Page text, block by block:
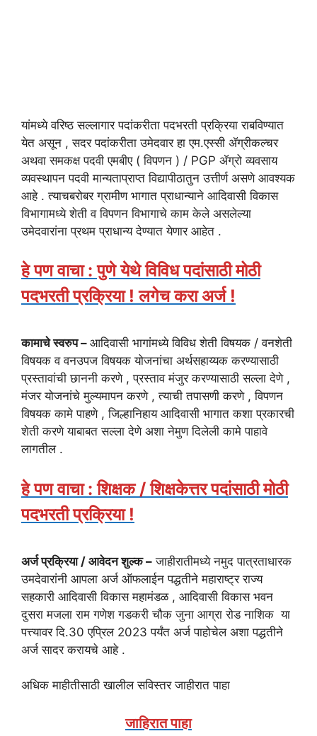
यांमध्ये वरिष्ठ सल्लागार पदांकरीता पदभरती प्रक्रिया राबविण्यात
येत असून , सदर पदांकरीता उमेदवार हा एम.एस्सी ॲग्रीकल्चर
अथवा समकक्ष पदवी एमबीए ( विपणन ) / PGP ॲग्रो व्यवसाय
व्यवस्थापन पदवी मान्यताप्राप्त विद्यापीठातुन उत्तीर्ण असणे आवश्यक
आहे . त्याचबरोबर ग्रामीण भागात प्राधान्याने आदिवासी विकास
विभागामध्ये शेती व विपणन विभागाचे काम केले असलेल्या
उमेदवारांना प्रथम प्राधान्य देण्यात येणार आहेत .
हे पण वाचा : पुणे येथे विविध पदांसाठी मोठी
पदभरती प्रक्रिया ! लगेच करा अर्ज !
कामाचे स्वरुप – आदिवासी भागांमध्ये विविध शेती विषयक / वनशेती
विषयक व वनउपज विषयक योजनांचा अर्थसहाय्यक करण्यासाठी
प्रस्तावांची छाननी करणे , प्रस्ताव मंजुर करण्यासाठी सल्ला देणे ,
मंजर योजनांचे मुल्यमापन करणे , त्याची तपासणी करणे , विपणन
विषयक कामे पाहणे , जिल्हानिहाय आदिवासी भागात कशा प्रकारची
शेती करणे याबाबत सल्ला देणे अशा नेमुण दिलेली कामे पाहावे
लागतील .
हे पण वाचा : शिक्षक / शिक्षकेत्तर पदांसाठी मोठी
पदभरती प्रक्रिया !
अर्ज प्रक्रिया / आवेदन शुल्क – जाहीरातीमध्ये नमुद पात्रताधारक
उमदेवारांनी आपला अर्ज ऑफलाईन पद्धतीने महाराष्ट्र राज्य
सहकारी आदिवासी विकास महामंडळ , आदिवासी विकास भवन
दुसरा मजला राम गणेश गडकरी चौक जुना आग्रा रोड नाशिक या
पत्त्यावर दि.30 एप्रिल 2023 पर्यंत अर्ज पाहोचेल अशा पद्धतीने
अर्ज सादर करायचे आहे .
अधिक माहीतीसाठी खालील सविस्तर जाहीरात पाहा
जाहिरात पाहा